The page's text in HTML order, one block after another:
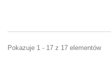
Pokazuje 1 - 17 z 17 elementów